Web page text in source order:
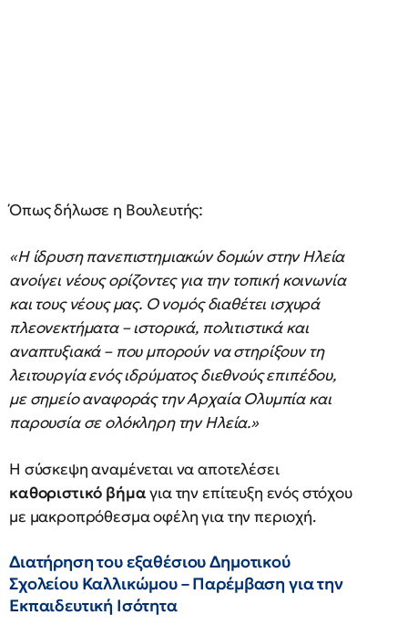
Όπως δήλωσε η Βουλευτής:
«Η ίδρυση πανεπιστημιακών δομών στην Ηλεία
ανοίγει νέους ορίζοντες για την τοπική κοινωνία
και τους νέους μας. Ο νομός διαθέτει ισχυρά
πλεονεκτήματα – ιστορικά, πολιτιστικά και
αναπτυξιακά – που μπορούν να στηρίξουν τη
λειτουργία ενός ιδρύματος διεθνούς επιπέδου,
με σημείο αναφοράς την Αρχαία Ολυμπία και
παρουσία σε ολόκληρη την Ηλεία.»
Η σύσκεψη αναμένεται να αποτελέσει
καθοριστικό βήμαγια την επίτευξη ενός στόχου
με μακροπρόθεσμα οφέλη για την περιοχή.
Διατήρηση του εξαθέσιου Δημοτικού
Σχολείου Καλλικώμου – Παρέμβαση για την
Εκπαιδευτική Ισότητα